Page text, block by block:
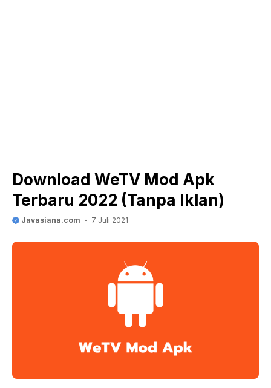
Download WeTV Mod Apk
Terbaru 2022 (Tanpa Iklan)
Javasiana.com 7 Juli 2021